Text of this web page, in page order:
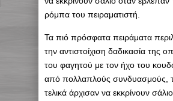
ρόμπα του πειραματιστή.
Τα πιό πρόσφατα πειράματα
την αντιστοίχιση δαδικασία της
του φαγητού με τον ήχο του
από πολλαπλούς συνδυασμούς,
τελικά άρχισαν να εκκρίνουν